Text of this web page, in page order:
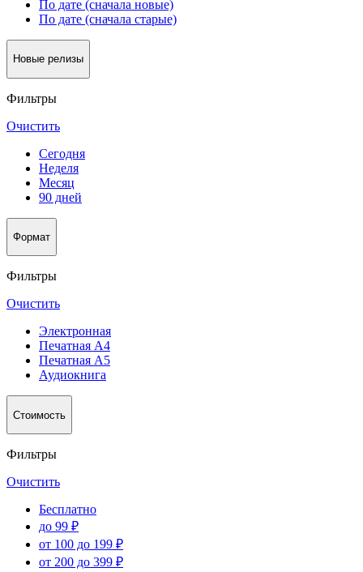
По дате (сначала новые)
По дате (сначала старые)
Новые релизы
Фильтры
Очистить
Сегодня
Неделя
Месяц
90 дней
Формат
Фильтры
Очистить
Электронная
Печатная А4
Печатная А5
Аудиокнига
Стоимость
Фильтры
Очистить
Бесплатно
до 99 ₽
от 100 до 199 ₽
от 200 до 399 ₽